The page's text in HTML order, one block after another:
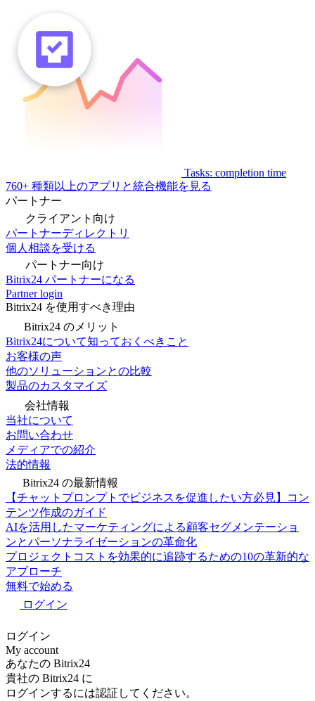
Tasks: completion time
760+ 種類以上のアプリと統合機能を見る
パートナー
クライアント向け
パートナーディレクトリ
個人相談を受ける
パートナー向け
Bitrix24 パートナーになる
Partner login
Bitrix24 を使用すべき理由
Bitrix24 のメリット
Bitrix24について知っておくべきこと
お客様の声
他のソリューションとの比較
製品のカスタマイズ
会社情報
当社について
お問い合わせ
メディアでの紹介
法的情報
Bitrix24 の最新情報
【チャットプロンプトでビジネスを促進したい方必見】コン
テンツ作成のガイド
AIを活用したマーケティングによる顧客セグメンテーショ
ンとパーソナライゼーションの革命化
プロジェクトコストを効果的に追跡するための10の革新的な
アプローチ
無料で始める
ログイン
ログイン
My account
あなたの Bitrix24
貴社の Bitrix24 に
ログインするには認証してください。